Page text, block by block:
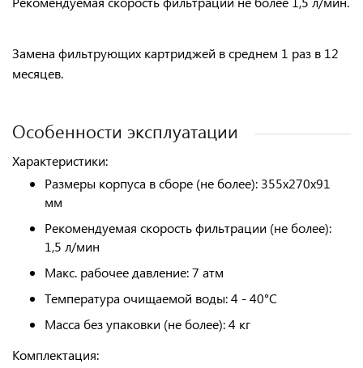
Замена фильтрующих картриджей в среднем 1 раз в 12
месяцев.
Особенности эксплуатации
Характеристики:
Размеры корпуса в сборе (не более): 355х270х91
мм
Рекомендуемая скорость фильтрации (не более):
1,5 л/мин
Макс. рабочее давление: 7 атм
Температура очищаемой воды: 4 - 40°С
Масса без упаковки (не более): 4 кг
Комплектация: